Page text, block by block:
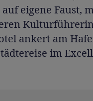
eigene Faust,
ankert am
im